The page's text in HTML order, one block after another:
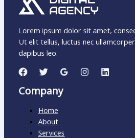
Lorem ipsum dolor sit amet,
Ut elit tellus, luctus nec
dapibus leo.
Company
Home
About
Services